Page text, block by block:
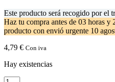
Este producto será recogido por el
Haz tu compra antes de 03 horas y
producto con envió urgente 10
4,79 € Con iva
Hay existencias